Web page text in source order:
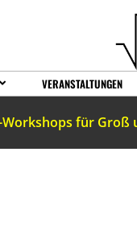
VERANSTALTUNGEN
für Groß